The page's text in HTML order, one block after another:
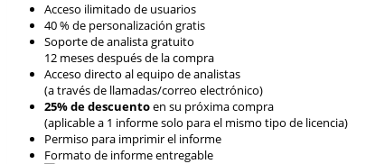
Acceso ilimitado de usuarios
40 % de personalización gratis
Soporte de analista gratuito
12 meses después de la compra
Acceso directo al equipo de analistas
(a través de llamadas/correo electrónico)
25% de descuentoen su próxima compra
(aplicable a 1 informe solo para el mismo tipo de licencia)
Permiso para imprimir el informe
Formato de informe entregable